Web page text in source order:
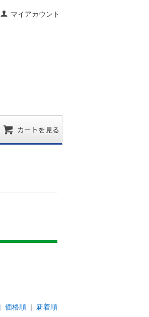
マイアカウント
カートを見る
価格順 | 新着順